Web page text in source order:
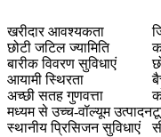
खरीदार आवश्यकता
छोटी जटिल ज्यामिति
बारीक विवरण सुविधाएं
आयामी स्थिरता
अच्छी सतह गुणवत्ता
मध्यम से उच्च-वॉल्यूम उत्पादन
स्थानीय प्रिसिजन सुविधाएं